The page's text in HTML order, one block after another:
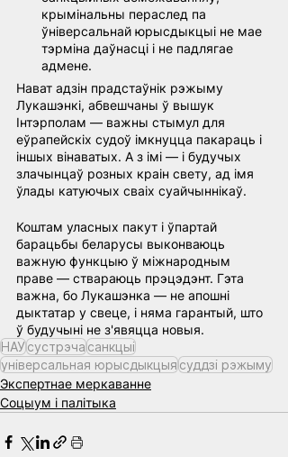
крымінальны пераслед па
ўніверсальнай юрысдыкцыі не мае
тэрміна даўнасці і не падлягае
адмене.
Нават адзін прадстаўнік рэжыму
Лукашэнкі, абвешчаны ў вышук
Інтэрполам — важны стымул для
еўрапейскіх судоў імкнуцца пакараць і
іншых вінаватых. А з імі — і будучых
злачынцаў розных краін свету, ад імя
ўлады катуючых сваіх суайчыннікаў.
Коштам уласных пакут і ўпартай
барацьбы беларусы выконваюць
важную функцыю ў міжнародным
праве — ствараюць прэцэдэнт. Гэта
важна, бо Лукашэнка — не апошні
дыктатар у свеце, і няма гарантый, што
ў будучыні не з'явяцца новыя.
НАУсустрэчасанкцыi
універсальная юрысдыкцыясуддзі рэжыму
Экспертнае меркаванне
Соцыум і палітыка